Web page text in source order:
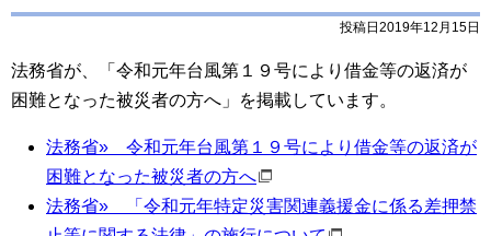
投稿日2019年12月15日
法務省が、「令和元年台風第１９号により借金等の返済が
困難となった被災者の方へ」を掲載しています。
法務省» 令和元年台風第１９号により借金等の返済が
困難となった被災者の方へ
法務省» 「令和元年特定災害関連義援金に係る差押禁